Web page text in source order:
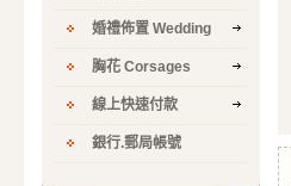
婚禮佈置 Wedding
胸花 Corsages
線上快速付款
銀行.郵局帳號